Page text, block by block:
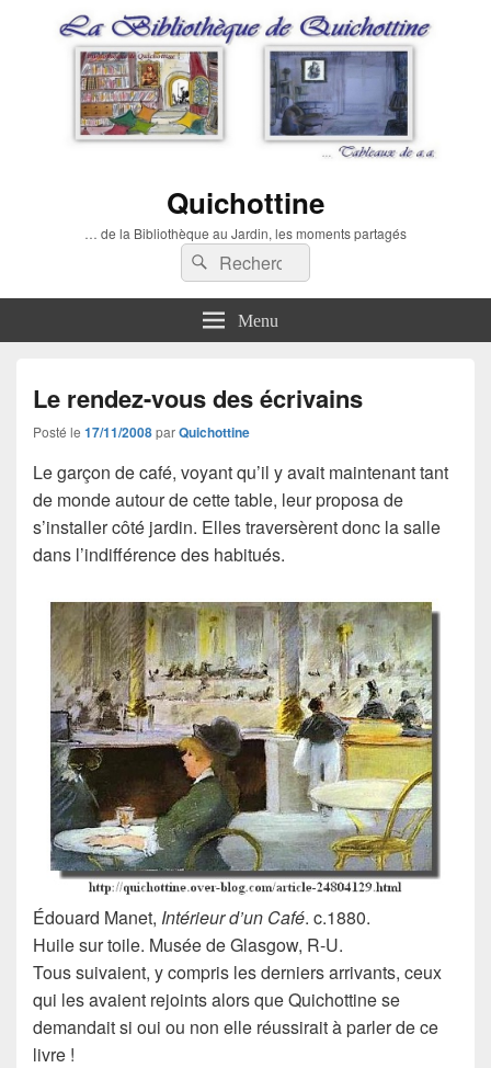
Quichottine
… de la Bibliothèque au Jardin, les moments partagés
Recherche :
Rechercher
Menu
Le rendez-vous des écrivains
Posté le 17/11/2008parQuichottine
Le garçon de café, voyant qu’il y avait maintenant tant
de monde autour de cette table, leur proposa de
s’installer côté jardin. Elles traversèrent donc la salle
dans l’indifférence des habitués.
Édouard Manet, Intérieur d’un Café. c.1880.
Huile sur toile. Musée de Glasgow, R-U.
Tous suivaient, y compris les derniers arrivants, ceux
qui les avaient rejoints alors que Quichottine se
demandait si oui ou non elle réussirait à parler de ce
livre !